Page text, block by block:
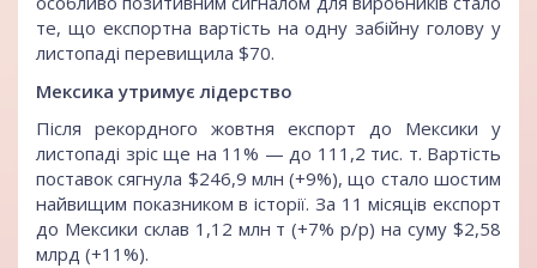
те, що експортна вартість на одну забійну голову у
листопаді перевищила $70.
Мексика утримує лідерство
Після рекордного жовтня експорт до Мексики у
листопаді зріс ще на 11% — до 111,2 тис. т. Вартість
поставок сягнула $246,9 млн (+9%), що стало шостим
найвищим показником в історії. За 11 місяців експорт
до Мексики склав 1,12 млн т (+7% р/р) на суму $2,58
млрд (+11%).